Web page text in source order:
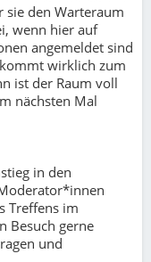
sie den Warteraum
wenn hier auf
angemeldet sind
wirklich zum
ist der Raum voll
nächsten Mal
in den
Treffens im
Besuch gerne
und